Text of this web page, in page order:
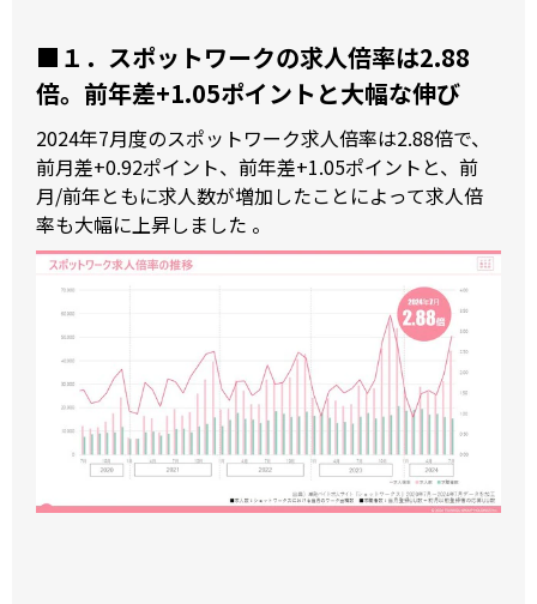
■１． スポットワークの求人倍率は2.88
倍。前年差+1.05ポイントと大幅な伸び
2024年7月度のスポットワーク求人倍率は2.88倍で、
前月差+0.92ポイント、前年差+1.05ポイントと、前
月/前年ともに求人数が増加したことによって求人倍
率も大幅に上昇しました 。